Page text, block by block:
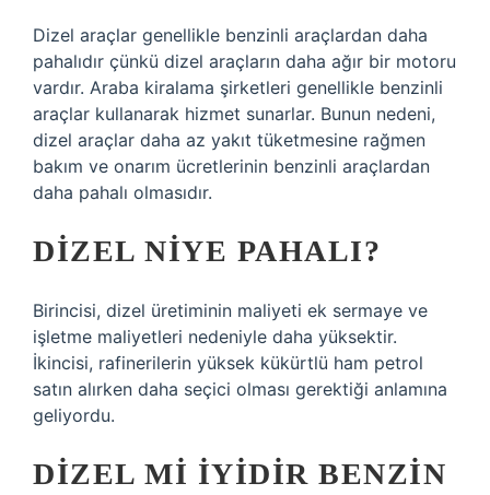
Dizel araçlar genellikle benzinli araçlardan daha
pahalıdır çünkü dizel araçların daha ağır bir motoru
vardır. Araba kiralama şirketleri genellikle benzinli
araçlar kullanarak hizmet sunarlar. Bunun nedeni,
dizel araçlar daha az yakıt tüketmesine rağmen
bakım ve onarım ücretlerinin benzinli araçlardan
daha pahalı olmasıdır.
DIZEL NIYE PAHALI?
Birincisi, dizel üretiminin maliyeti ek sermaye ve
işletme maliyetleri nedeniyle daha yüksektir.
İkincisi, rafinerilerin yüksek kükürtlü ham petrol
satın alırken daha seçici olması gerektiği anlamına
geliyordu.
DIZEL MI IYIDIR BENZIN